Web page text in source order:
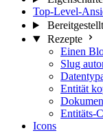
Top-Level-
Rezepte
Einen
Slug
Entität
Entitäts-
Icons